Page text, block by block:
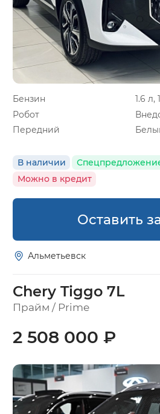
Бензин
1.6 л,
Робот
Передний
В наличии
Можно в кредит
Оставить
Альметьевск
Chery Tiggo 7L
Прайм / Prime
2 508 000 ₽